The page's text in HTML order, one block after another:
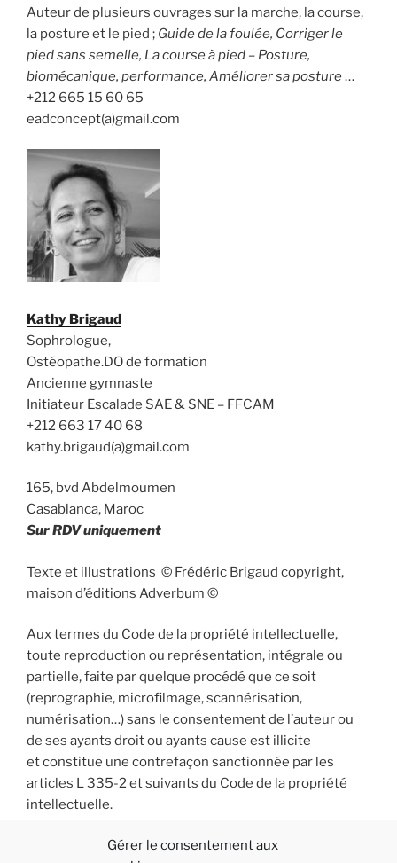
Gérer le consentement aux
Auteur de plusieurs ouvrages sur la marche, la course,
la posture et le pied ; Guide de la foulée, Corriger le
pied sans semelle, La course à pied – Posture,
biomécanique, performance, Améliorer sa posture…
+212 665 15 60 65
eadconcept(a)gmail.com
Kathy Brigaud
Sophrologue,
Ostéopathe.DO de formation
Ancienne gymnaste
Initiateur Escalade SAE & SNE – FFCAM
+212 663 17 40 68
kathy.brigaud(a)gmail.com
165, bvd Abdelmoumen
Casablanca, Maroc
Sur RDV uniquement
Texte et illustrations © Frédéric Brigaud copyright,
maison d’éditions Adverbum ©
Aux termes du Code de la propriété intellectuelle,
toute reproduction ou représentation, intégrale ou
partielle, faite par quelque procédé que ce soit
(reprographie, microfilmage, scannérisation,
numérisation…) sans le consentement de l’auteur ou
de ses ayants droit ou ayants cause est illicite
et constitue une contrefaçon sanctionnée par les
articles L 335-2 et suivants du Code de la propriété
intellectuelle.